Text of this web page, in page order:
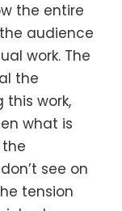
the entire
audience
work. The
the
work,
what is
see on
tension